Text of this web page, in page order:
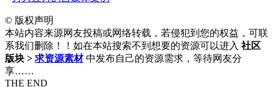
© 版权声明
本站内容来源网友投稿或网络转载，若侵犯到您的权益，可联
系我们删除！！如在本站搜索不到想要的资源可以进入 社区
版块 > 求资源素材 中发布自己的资源需求，等待网友分
享……
THE END